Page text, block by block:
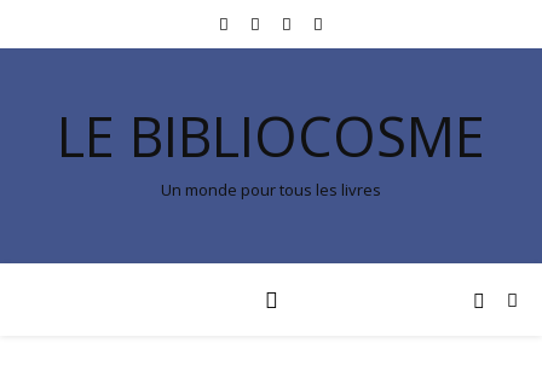
LE BIBLIOCOSME
Un monde pour tous les livres